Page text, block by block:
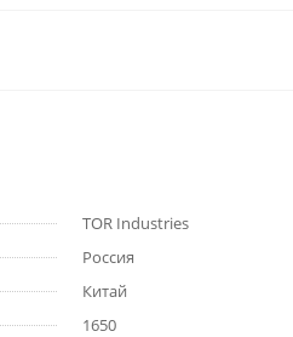
TOR Industries
Россия
Китай
1650